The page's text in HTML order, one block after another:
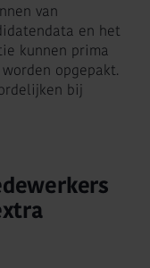
van
en het
kunnen prima
opgepakt.
bij